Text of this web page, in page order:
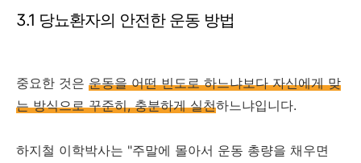
3.1 당뇨환자의 안전한 운동 방법
중요한 것은 운동을 어떤 빈도로 하느냐보다 자신에게 맞
는 방식으로 꾸준히, 충분하게 실천하느냐입니다.
하지철 이학박사는 "주말에 몰아서 운동 총량을 채우면